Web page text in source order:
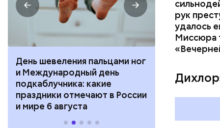
День шевеления пальцами ног
и Международный день
подкаблучника: какие
праздники отмечают в России
и мире 6 августа
горизонта и
курсанта:
отмечают в
рук
удалось
Миссюра